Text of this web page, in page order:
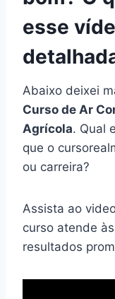
esse
Abaixo deixei
Curso de Ar
Agrícola. Qual
que o
ou carreira?
Assista ao
curso atende
resultados